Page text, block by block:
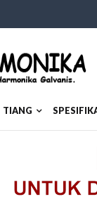
TIANG